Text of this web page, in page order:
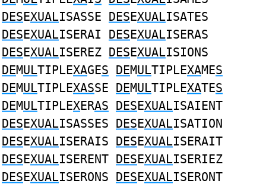
DESEXUALISASSE DESEXUALISATES
DESEXUALISERAI DESEXUALISERAS
DESEXUALISEREZ DESEXUALISIONS
DEMULTIPLEXAGES DEMULTIPLEXAMES
DEMULTIPLEXASSE DEMULTIPLEXATES
DEMULTIPLEXERAS DESEXUALISAIENT
DESEXUALISASSES DESEXUALISATION
DESEXUALISERAIS DESEXUALISERAIT
DESEXUALISERENT DESEXUALISERIEZ
DESEXUALISERONS DESEXUALISERONT